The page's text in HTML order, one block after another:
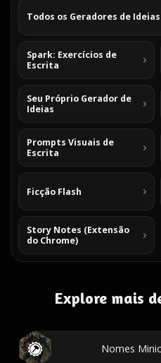
Todos os Geradores de Ideias
Spark: Exercícios de
Escrita
Seu Próprio Gerador de
Ideias
Prompts Visuais de
Escrita
Ficção Flash
Story Notes (Extensão
do Chrome)
Explore mais
Nomes